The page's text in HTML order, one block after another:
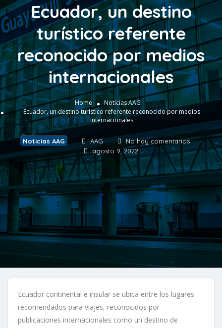
Ecuador, un destino
turístico referente
reconocido por medios
internacionales
Home
Noticias AAG
Ecuador, un destino turístico referente reconocido por medios
internacionales
Noticias AAG AAG
No hay comentarios
agosto 9, 2022
Ecuador continental e insular se ubica entre los lugares
recomendados para viajes, reconocidos por
publicaciones internacionales como un destino de